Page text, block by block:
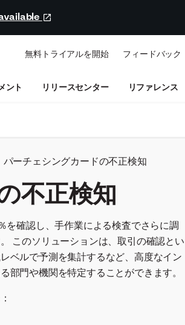
無料トライアルを開始 フィードバック
ント リリースセンター リファレンス
パーチェシングカードの不正検知
不正検知
を確認し、手作業による検査でさらに調
このソリューションは、取引の確認とい
ベルで予測を集計するなど、高度なイン
部門や機関を特定することができます。